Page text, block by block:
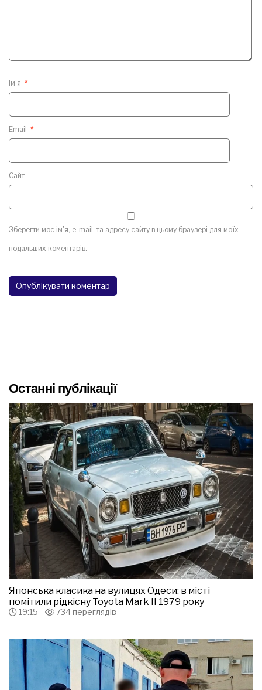
Ім'я *
Email *
Сайт
Зберегти моє ім'я, e-mail, та адресу сайту в цьому браузері для моїх
подальших коментарів.
Останні публікації
Японська класика на вулицях Одеси: в місті
помітили рідкісну Toyota Mark II 1979 року
19:15 734 переглядів